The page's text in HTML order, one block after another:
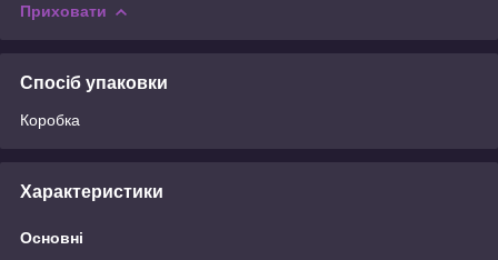
Приховати
Спосіб упаковки
Коробка
Характеристики
Основні